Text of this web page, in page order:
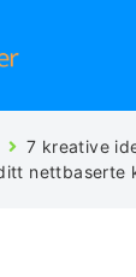
7 kreative
nettbaserte